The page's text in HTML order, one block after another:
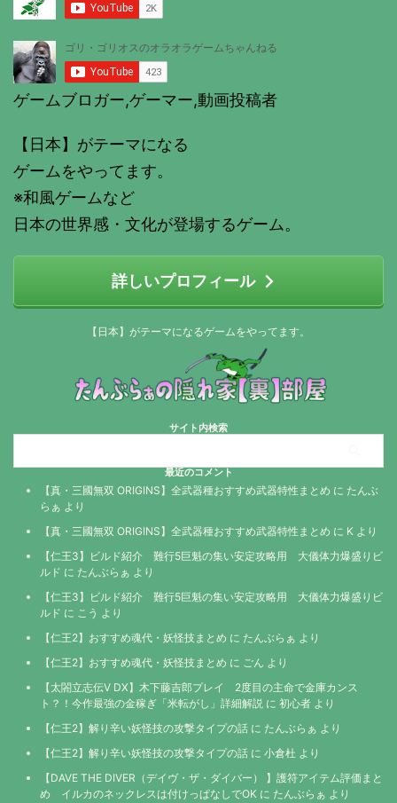
ゲームブロガー,ゲーマー,動画投稿者
【日本】がテーマになる
ゲームをやってます。
※和風ゲームなど
日本の世界感・文化が登場するゲーム。
詳しいプロフィール
【日本】がテーマになるゲームをやってます。
サイト内検索
最近のコメント
【真・三國無双 ORIGINS】全武器種おすすめ武器特性まとめ に たんぶ
らぁ より
【真・三國無双 ORIGINS】全武器種おすすめ武器特性まとめ に K より
【仁王3】ビルド紹介 難行5巨魁の集い安定攻略用 大儀体力爆盛りビ
ルド に たんぶらぁ より
【仁王3】ビルド紹介 難行5巨魁の集い安定攻略用 大儀体力爆盛りビ
ルド に こう より
【仁王2】おすすめ魂代・妖怪技まとめ に たんぶらぁ より
【仁王2】おすすめ魂代・妖怪技まとめ に ごん より
【太閤立志伝V DX】木下藤吉郎プレイ 2度目の主命で金庫カンス
ト？！今作最強の金稼ぎ「米転がし」詳細解説 に 初心者 より
【仁王2】解り辛い妖怪技の攻撃タイプの話 に たんぶらぁ より
【仁王2】解り辛い妖怪技の攻撃タイプの話 に 小倉杜 より
【DAVE THE DIVER（デイヴ・ザ・ダイバー） 】護符アイテム評価まと
め イルカのネックレスは付けっぱなしでOK に たんぶらぁ より